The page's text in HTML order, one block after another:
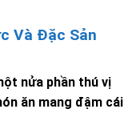
Và Đặc Sản
nửa phần thú vị
ăn mang đậm cái